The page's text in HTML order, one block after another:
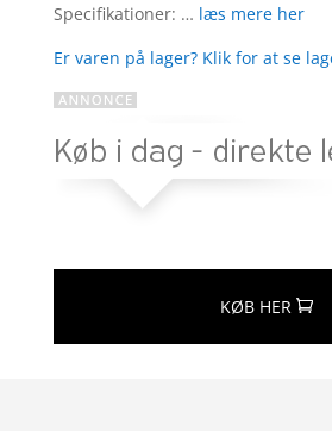
Specifikationer: … læs mere her
Er varen på lager? Klik for at se
KØB HER